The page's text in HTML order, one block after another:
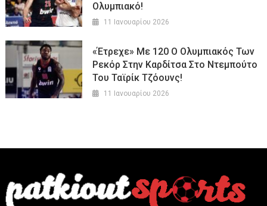
Ολυμπιακό!
11 Ιανουαρίου 2026
«Έτρεχε» Με 120 Ο Ολυμπιακός Των
Ρεκόρ Στην Καρδίτσα Στο Ντεμπούτο
Του Ταϊρίκ Τζόουνς!
11 Ιανουαρίου 2026